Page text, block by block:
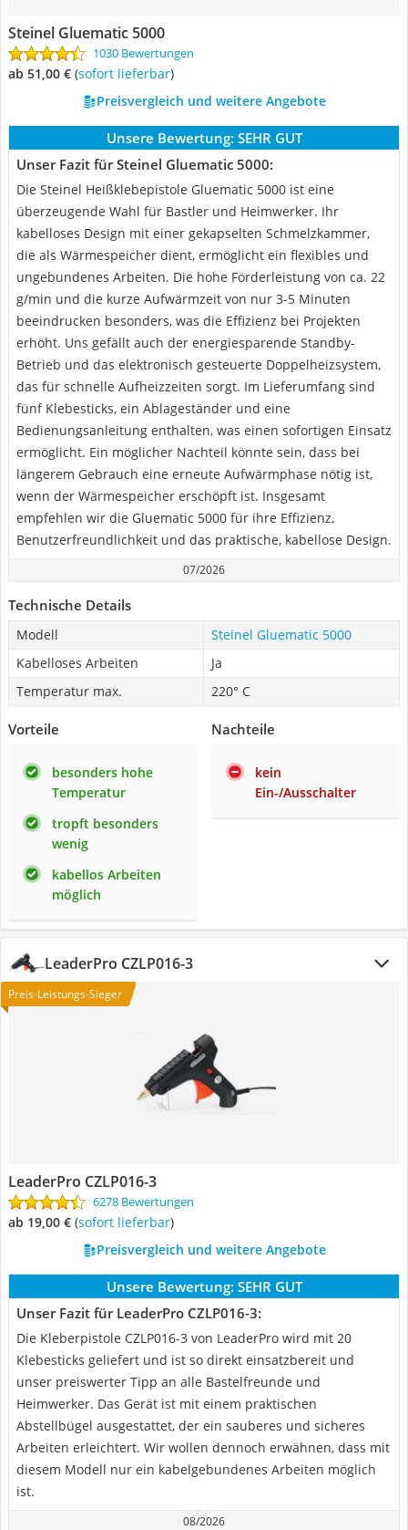
Steinel Gluematic 5000
1030 Bewertungen
ab 51,00 € ( Sofort lieferbar)
Preisvergleich und weitere Angebote
Unsere Bewertung: SEHR GUT
Unser Fazit für Steinel Gluematic 5000:
Die Steinel Heißklebepistole Gluematic 5000 ist eine
überzeugende Wahl für Bastler und Heimwerker. Ihr
kabelloses Design mit einer gekapselten Schmelzkammer,
die als Wärmespeicher dient, ermöglicht ein flexibles und
ungebundenes Arbeiten. Die hohe Förderleistung von ca. 22
g/min und die kurze Aufwärmzeit von nur 3-5 Minuten
beeindrucken besonders, was die Effizienz bei Projekten
erhöht. Uns gefällt auch der energiesparende Standby-
Betrieb und das elektronisch gesteuerte Doppelheizsystem,
das für schnelle Aufheizzeiten sorgt. Im Lieferumfang sind
fünf Klebesticks, ein Ablageständer und eine
Bedienungsanleitung enthalten, was einen sofortigen Einsatz
ermöglicht. Ein möglicher Nachteil könnte sein, dass bei
längerem Gebrauch eine erneute Aufwärmphase nötig ist,
wenn der Wärmespeicher erschöpft ist. Insgesamt
empfehlen wir die Gluematic 5000 für ihre Effizienz,
Benutzerfreundlichkeit und das praktische, kabellose Design.
07/2026
Technische Details
Modell
Steinel Gluematic 5000
Kabelloses Arbeiten
Ja
Temperatur max.
220° C
Vorteile
besonders hohe
Temperatur
tropft besonders
wenig
kabellos Arbeiten
möglich
Nachteile
kein
Ein-/Ausschalter
LeaderPro CZLP016-3
Preis-Leistungs-Sieger
LeaderPro CZLP016-3
6278 Bewertungen
ab 19,00 € ( Sofort lieferbar)
Preisvergleich und weitere Angebote
Unsere Bewertung: SEHR GUT
Unser Fazit für LeaderPro CZLP016-3:
Die Kleberpistole ‎CZLP016-3 von LeaderPro wird mit 20
Klebesticks geliefert und ist so direkt einsatzbereit und
unser preiswerter Tipp an alle Bastelfreunde und
Heimwerker. Das Gerät ist mit einem praktischen
Abstellbügel ausgestattet, der ein sauberes und sicheres
Arbeiten erleichtert. Wir wollen dennoch erwähnen, dass mit
diesem Modell nur ein kabelgebundenes Arbeiten möglich
ist.
08/2026